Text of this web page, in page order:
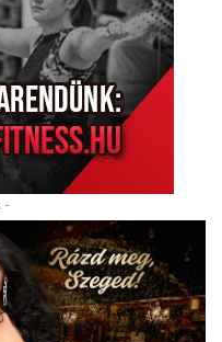
-